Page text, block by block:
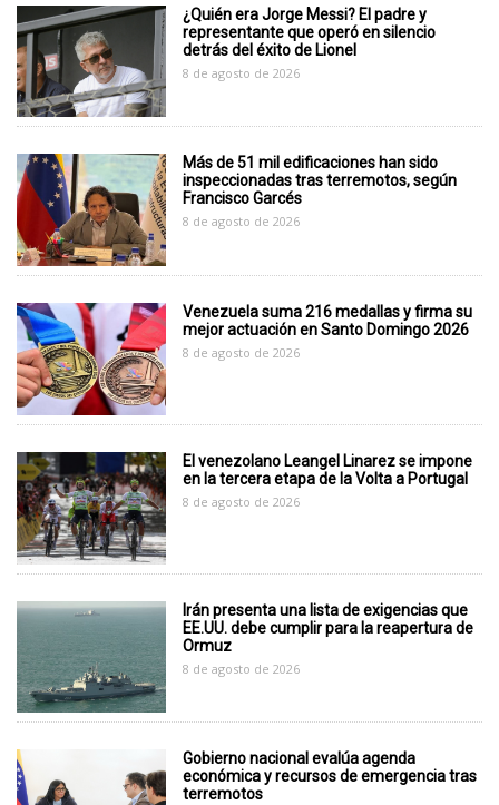
¿Quién era Jorge Messi? El padre y
representante que operó en silencio
detrás del éxito de Lionel
8 de agosto de 2026
Más de 51 mil edificaciones han sido
inspeccionadas tras terremotos, según
Francisco Garcés
8 de agosto de 2026
Venezuela suma 216 medallas y firma su
mejor actuación en Santo Domingo 2026
8 de agosto de 2026
El venezolano Leangel Linarez se impone
en la tercera etapa de la Volta a Portugal
8 de agosto de 2026
Irán presenta una lista de exigencias que
EE.UU. debe cumplir para la reapertura de
Ormuz
8 de agosto de 2026
Gobierno nacional evalúa agenda
económica y recursos de emergencia tras
terremotos